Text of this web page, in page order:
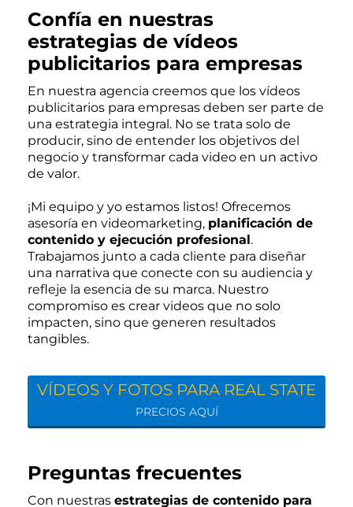
Confía en nuestras
estrategias de vídeos
publicitarios para empresas
En nuestra agencia creemos que los vídeos
publicitarios para empresas deben ser parte de
una estrategia integral. No se trata solo de
producir, sino de entender los objetivos del
negocio y transformar cada video en un activo
de valor.
¡Mi equipo y yo estamos listos! Ofrecemos
asesoría en videomarketing, planificación de
contenido y ejecución profesional.
Trabajamos junto a cada cliente para diseñar
una narrativa que conecte con su audiencia y
refleje la esencia de su marca. Nuestro
compromiso es crear videos que no solo
impacten, sino que generen resultados
tangibles.
VÍDEOS Y FOTOS PARA REAL STATE
PRECIOS AQUÍ
Preguntas frecuentes
Con nuestras estrategias de contenido para